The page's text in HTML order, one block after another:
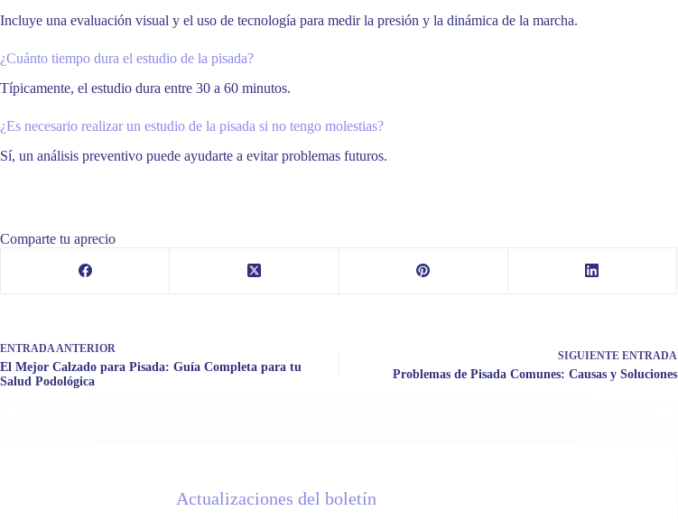
Incluye una evaluación visual y el uso de tecnología para medir la presión y la dinámica de la marcha.
¿Cuánto tiempo dura el estudio de la pisada?
Típicamente, el estudio dura entre 30 a 60 minutos.
¿Es necesario realizar un estudio de la pisada si no tengo molestias?
Sí, un análisis preventivo puede ayudarte a evitar problemas futuros.
Comparte tu aprecio
ENTRADA ANTERIOR
El Mejor Calzado para Pisada: Guía Completa para tu
Salud Podológica
SIGUIENTE ENTRADA
Problemas de Pisada Comunes: Causas y Soluciones
Actualizaciones del boletín